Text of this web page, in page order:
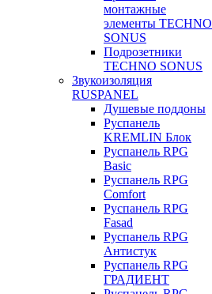
монтажные
элементы TECHNO
SONUS
Подрозетники
TECHNO SONUS
Звукоизоляция
RUSPANEL
Душевые поддоны
Руспанель
KREMLIN Блок
Руспанель RPG
Basic
Руспанель RPG
Comfort
Руспанель RPG
Fasad
Руспанель RPG
Антистук
Руспанель RPG
ГРАДИЕНТ